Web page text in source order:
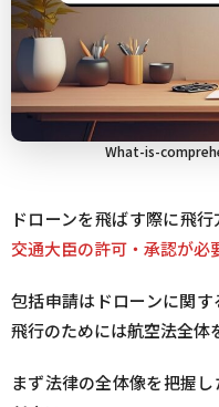
認する
各種申請書類の
申請手続きの流
徹底解説
飛行許可承認
3.個別申請との比
包括申請と個別
What-is-
ドローンを飛ばす際に飛
交通大臣の許可・承認が必
包括申請はドローンに関
飛行のためには航空法全体
まず法律の全体像を把握